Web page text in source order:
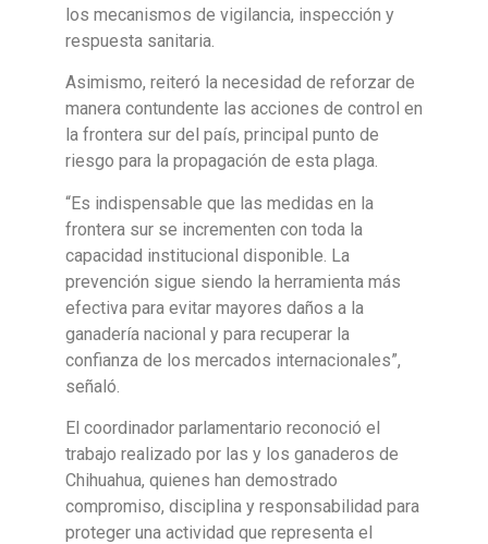
los mecanismos de vigilancia, inspección y
respuesta sanitaria.
Asimismo, reiteró la necesidad de reforzar de
manera contundente las acciones de control en
la frontera sur del país, principal punto de
riesgo para la propagación de esta plaga.
“Es indispensable que las medidas en la
frontera sur se incrementen con toda la
capacidad institucional disponible. La
prevención sigue siendo la herramienta más
efectiva para evitar mayores daños a la
ganadería nacional y para recuperar la
confianza de los mercados internacionales”,
señaló.
El coordinador parlamentario reconoció el
trabajo realizado por las y los ganaderos de
Chihuahua, quienes han demostrado
compromiso, disciplina y responsabilidad para
proteger una actividad que representa el